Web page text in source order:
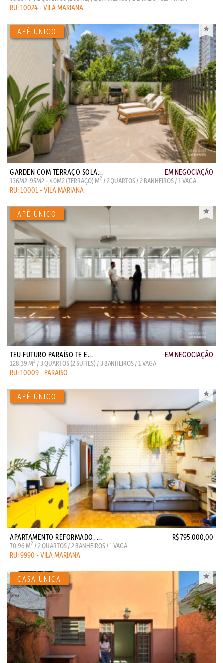
RU: 10024 - VILA MARIANA
GARDEN COM TERRAÇO SOLA... EM NEGOCIAÇÃO
136M2: 95M2 + 40M2 (TERRAÇO) M2 / 2 QUARTOS / 2 BANHEIROS / 1 VAGA
RU: 10001 - VILA MARIANA
TEU FUTURO PARAÍSO TE E... EM NEGOCIAÇÃO
128.39 M2 / 3 QUARTOS (2 SUITES) / 3 BANHEIROS / 1 VAGA
RU: 10009 - PARAÍSO
APARTAMENTO REFORMADO, ... R$ 795.000,00
70.96 M2 / 2 QUARTOS / 2 BANHEIROS / 1 VAGA
RU: 9990 - VILA MARIANA